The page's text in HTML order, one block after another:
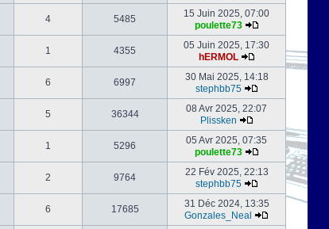
4 5485
15 Juin 2025, 07:00
poulette73
1 4355
05 Juin 2025, 17:30
hERMOL
6 6997
30 Mai 2025, 14:18
stephbb75
5 36344
08 Avr 2025, 22:07
Plissken
1 5296
05 Avr 2025, 07:35
poulette73
2 9764
22 Fév 2025, 22:13
stephbb75
6 17685
31 Déc 2024, 13:35
Gonzales_Neal